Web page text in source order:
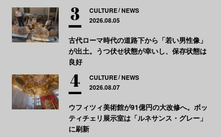
CULTURE NEWS
2026.08.05
古代ローマ時代の道路下から「若い男性像」
が出土。うつ伏せ状態が幸いし、保存状態は
良好
CULTURE NEWS
2026.08.07
ウフィツィ美術館が91億円の大改修へ。ボッ
ティチェリ展示室は「ルネサンス・グレー」
に刷新